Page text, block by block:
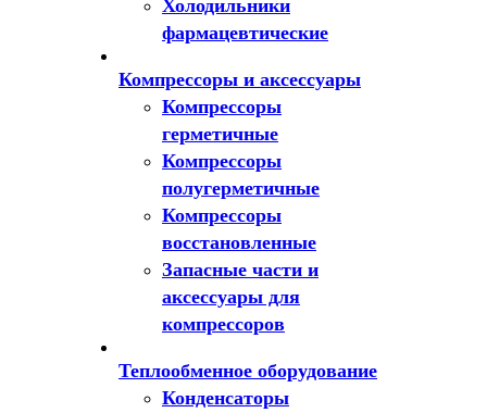
Холодильники
фармацевтические
Компрессоры и аксессуары
Компрессоры
герметичные
Компрессоры
полугерметичные
Компрессоры
восстановленные
Запасные части и
аксессуары для
компрессоров
Теплообменное оборудование
Конденсаторы